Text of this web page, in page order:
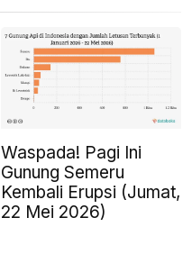
Waspada! Pagi Ini
Gunung Semeru
Kembali Erupsi (Jumat,
22 Mei 2026)